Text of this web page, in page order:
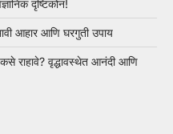
दृष्टिकोन!
आहार आणि घरगुती उपाय
कसे राहावे? वृद्धावस्थेत आनंदी आणि